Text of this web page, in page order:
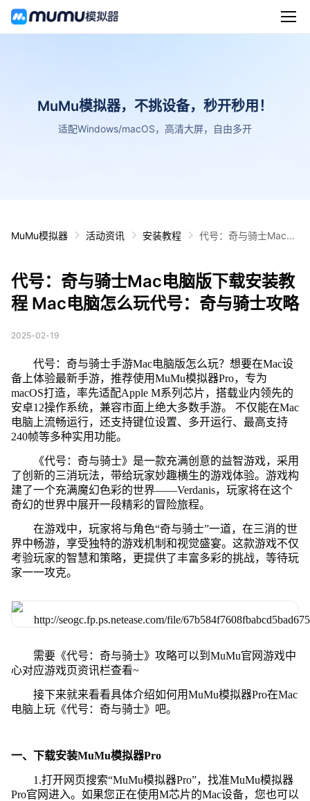
MuMu模拟器，不挑设备，秒开秒用！
适配Windows/macOS，高清大屏，自由多开
MuMu模拟器 活动资讯 安装教程
代号：奇与骑士Mac电
骑士攻略
代号：奇与骑士Mac电脑版下载安装教
程 Mac电脑怎么玩代号：奇与骑士攻略
2025-02-19
代号：奇与骑士手游Mac电脑版怎么玩？想要在Mac设
备上体验最新手游，推荐使用MuMu模拟器Pro，专为
macOS打造，率先适配Apple M系列芯片，搭载业内领先的
安卓12操作系统，兼容市面上绝大多数手游。 不仅能在Mac
电脑上流畅运行，还支持键位设置、多开运行、最高支持
240帧等多种实用功能。
《代号：奇与骑士》是一款充满创意的益智游戏，采用
了创新的三消玩法，带给玩家妙趣横生的游戏体验。游戏构
建了一个充满魔幻色彩的世界——Verdanis，玩家将在这个
奇幻的世界中展开一段精彩的冒险旅程。
在游戏中，玩家将与角色“奇与骑士”一道，在三消的世
界中畅游，享受独特的游戏机制和视觉盛宴。这款游戏不仅
考验玩家的智慧和策略，更提供了丰富多彩的挑战，等待玩
家一一攻克。
需要《代号：奇与骑士》攻略可以到MuMu官网游戏中
心对应游戏页资讯栏查看~
接下来就来看看具体介绍如何用MuMu模拟器Pro在Mac
电脑上玩《代号：奇与骑士》吧。
一、下载安装MuMu模拟器Pro
1.打开网页搜索“MuMu模拟器Pro”，找准MuMu模拟器
Pro官网进入。如果您正在使用M芯片的Mac设备，您也可以